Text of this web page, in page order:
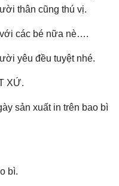
thân cũng thú vị.
các bé nữa nè….
yêu đều tuyệt nhé.
XỨ.
sản xuất in trên bao bì
bì.